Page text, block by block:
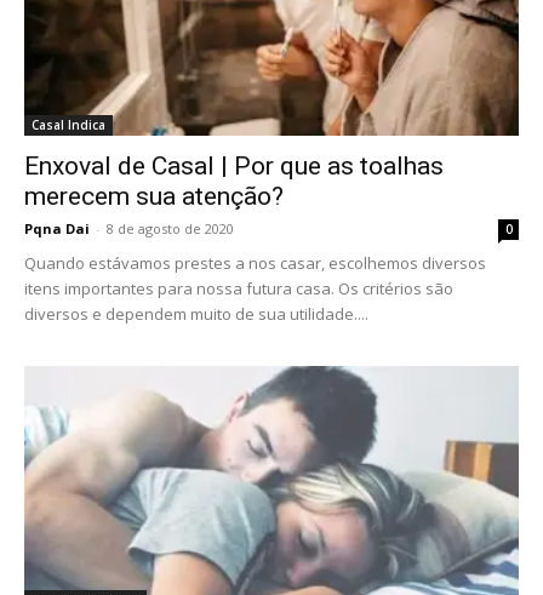
Casal Indica
Enxoval de Casal | Por que as toalhas
merecem sua atenção?
Pqna Dai - 8 de agosto de 2020 0
Quando estávamos prestes a nos casar, escolhemos diversos
itens importantes para nossa futura casa. Os critérios são
diversos e dependem muito de sua utilidade....